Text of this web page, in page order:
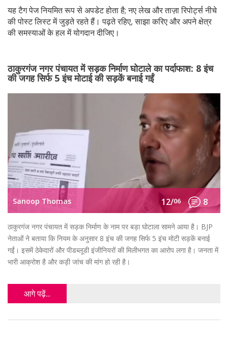
यह टैग पेज नियमित रूप से अपडेट होता है; नए लेख और ताज़ा रिपोर्ट्स नीचे
की पोस्ट लिस्ट में जुड़ते रहते हैं। पढ़ते रहिए, साझा करिए और अपने क्षेत्र
की समस्याओं के हल में योगदान दीजिए।
ठाकुरगंज नगर पंचायत में सड़क निर्माण घोटाले का पर्दाफाश: 8 इंच
की जगह सिर्फ 5 इंच मोटाई की सड़कें बनाई गईं
Sanoop Thomas 12/06 8
ठाकुरगंज नगर पंचायत में सड़क निर्माण के नाम पर बड़ा घोटाला सामने आया है। BJP
नेताओं ने बताया कि नियम के अनुसार 8 इंच की जगह सिर्फ 5 इंच मोटी सड़कें बनाई
गईं। इसमें ठेकेदारों और पीडब्लूडी इंजीनियरों की मिलीभगत का आरोप लगा है। जनता में
भारी आक्रोश है और कड़ी जांच की मांग हो रही है।
आगे पढ़ें...